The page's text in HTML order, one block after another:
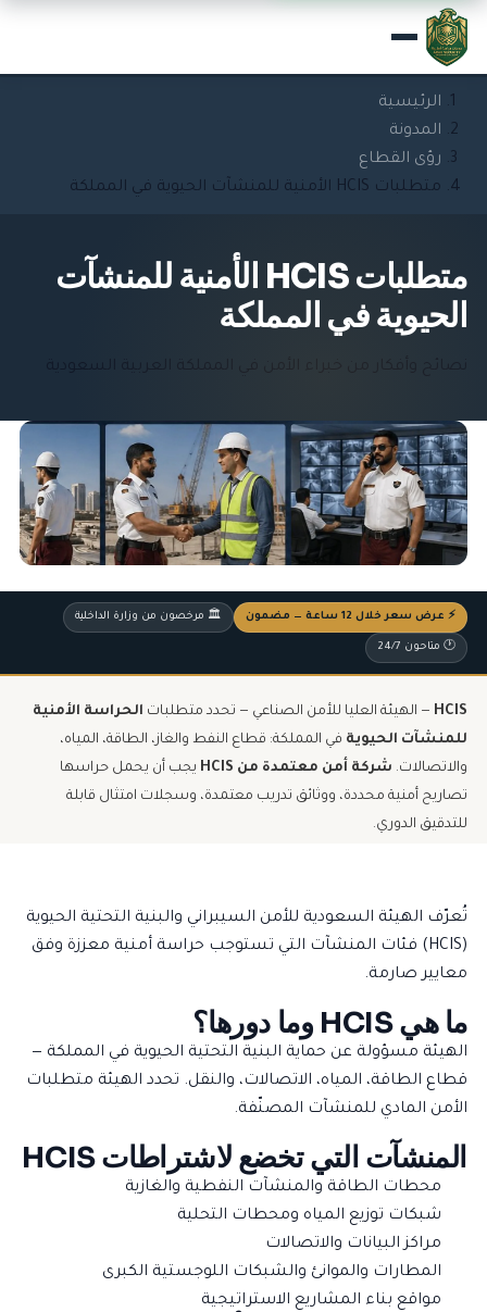
الرئيسية
المدونة
رؤى القطاع
متطلبات HCIS الأمنية للمنشآت الحيوية في المملكة
متطلبات HCIS الأمنية للمنشآت
الحيوية في المملكة
⚡ عرض سعر خلال 12 ساعة — مضمون 🏛️ مرخصون من وزارة الداخلية
🕐 متاحون 24/7
HCIS — الهيئة العليا للأمن الصناعي — تحدد متطلبات الحراسة الأمنية
للمنشآت الحيوية في المملكة: قطاع النفط والغاز، الطاقة، المياه،
والاتصالات. شركة أمن معتمدة من HCIS
يجب أن يحمل حراسها
تصاريح أمنية محددة، ووثائق تدريب معتمدة، وسجلات امتثال قابلة
للتدقيق الدوري.
تُعرّف الهيئة السعودية للأمن السيبراني والبنية التحتية الحيوية
(HCIS) فئات المنشآت التي تستوجب حراسة أمنية معززة وفق
معايير صارمة.
ما هي HCIS وما دورها؟
الهيئة مسؤولة عن حماية البنية التحتية الحيوية في المملكة —
قطاع الطاقة، المياه، الاتصالات، والنقل. تحدد الهيئة متطلبات
الأمن المادي للمنشآت المصنّفة.
المنشآت التي تخضع لاشتراطات HCIS
محطات الطاقة والمنشآت النفطية والغازية
شبكات توزيع المياه ومحطات التحلية
مراكز البيانات والاتصالات
المطارات والموانئ والشبكات اللوجستية الكبرى
مواقع بناء المشاريع الاستراتيجية